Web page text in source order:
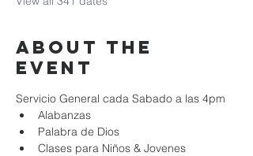
About the
event
Servicio General cada Sabado a las 4pm
Alabanzas
Palabra de Dios
Clases para Niños & Jovenes